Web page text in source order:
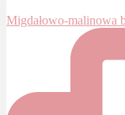
Migdałowo-malinowa